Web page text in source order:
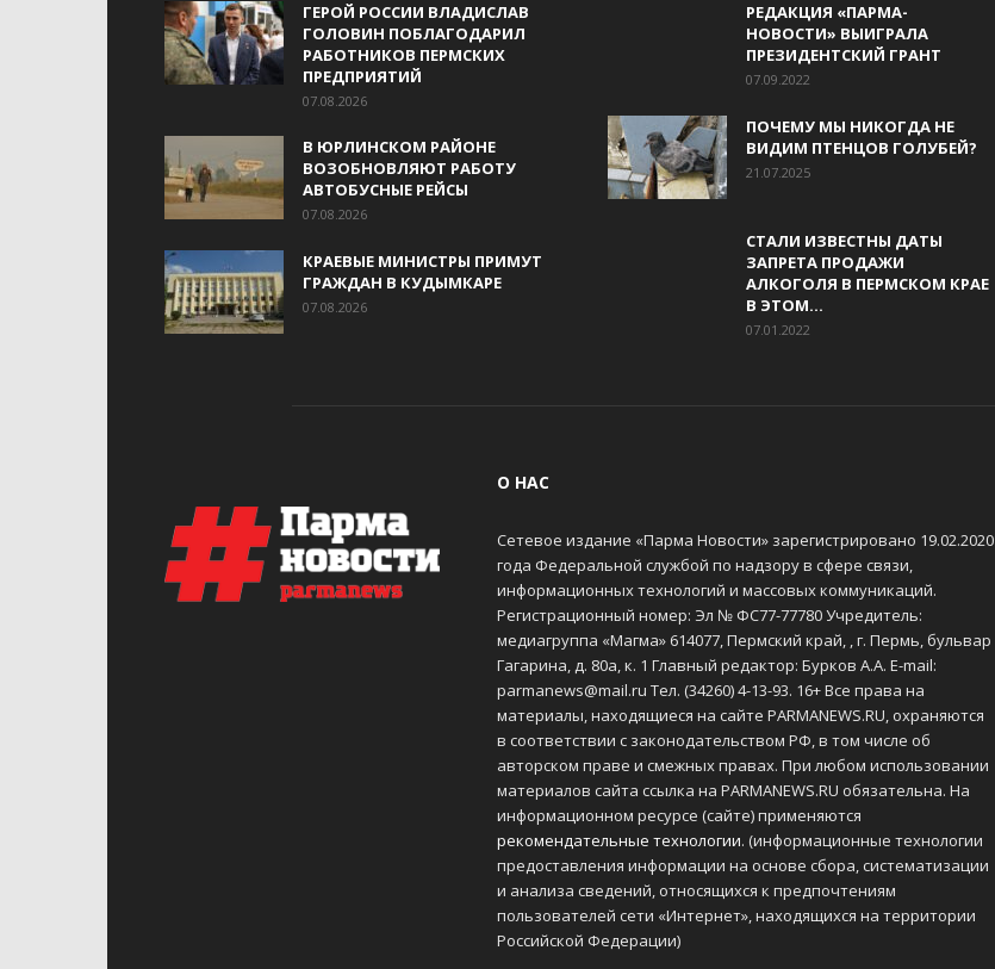
ГЕРОЙ РОССИИ ВЛАДИСЛАВ
ГОЛОВИН ПОБЛАГОДАРИЛ
РАБОТНИКОВ ПЕРМСКИХ
ПРЕДПРИЯТИЙ
07.08.2026
В ЮРЛИНСКОМ РАЙОНЕ
ВОЗОБНОВЛЯЮТ РАБОТУ
АВТОБУСНЫЕ РЕЙСЫ
07.08.2026
КРАЕВЫЕ МИНИСТРЫ ПРИМУТ
ГРАЖДАН В КУДЫМКАРЕ
07.08.2026
РЕДАКЦИЯ «ПАРМА-
НОВОСТИ» ВЫИГРАЛА
ПРЕЗИДЕНТСКИЙ ГРАНТ
07.09.2022
ПОЧЕМУ МЫ НИКОГДА НЕ
ВИДИМ ПТЕНЦОВ ГОЛУБЕЙ?
21.07.2025
СТАЛИ ИЗВЕСТНЫ ДАТЫ
ЗАПРЕТА ПРОДАЖИ
АЛКОГОЛЯ В ПЕРМСКОМ КРАЕ
В ЭТОМ...
07.01.2022
О НАС
Сетевое издание «Парма Новости» зарегистрировано 19.02.2020
года Федеральной службой по надзору в сфере связи,
информационных технологий и массовых коммуникаций.
Регистрационный номер: Эл № ФС77-77780 Учредитель:
медиагруппа «Магма» 614077, Пермский край, , г. Пермь, бульвар
Гагарина, д. 80а, к. 1 Главный редактор: Бурков А.А. E-mail:
parmanews@mail.ru Тел. (34260) 4-13-93. 16+ Все права на
материалы, находящиеся на сайте PARMANEWS.RU, охраняются
в соответствии с законодательством РФ, в том числе об
авторском праве и смежных правах. При любом использовании
материалов сайта ссылка на PARMANEWS.RU обязательна. На
информационном ресурсе (сайте) применяются
рекомендательные технологии. (информационные технологии
предоставления информации на основе сбора, систематизации
и анализа сведений, относящихся к предпочтениям
пользователей сети «Интернет», находящихся на территории
Российской Федерации)